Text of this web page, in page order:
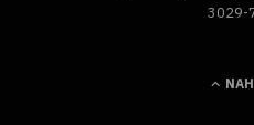
3029-